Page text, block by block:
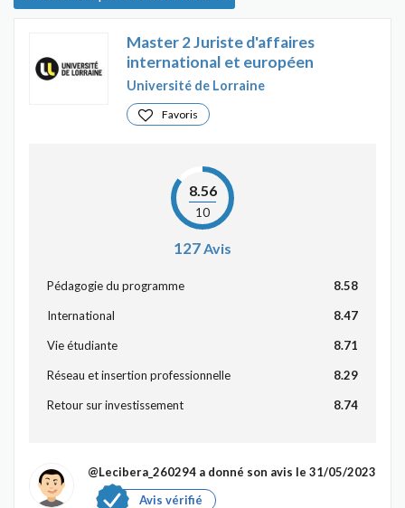
Master 2 Juriste d'affaires
international et européen
Université de Lorraine
Favoris
8.56
10
127Avis
Pédagogie du programme 8.58
International 8.47
Vie étudiante 8.71
Réseau et insertion professionnelle 8.29
Retour sur investissement 8.74
@Lecibera_260294 a donné son avis le 31/05/2023
Avis vérifié